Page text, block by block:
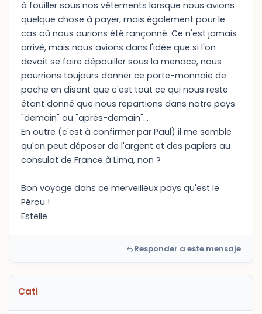
à fouiller sous nos vêtements lorsque nous avions
quelque chose à payer, mais également pour le
cas où nous aurions été rançonné. Ce n'est jamais
arrivé, mais nous avions dans l'idée que si l'on
devait se faire dépouiller sous la menace, nous
pourrions toujours donner ce porte-monnaie de
poche en disant que c'est tout ce qui nous reste
étant donné que nous repartions dans notre pays
"demain" ou "après-demain"...
En outre (c'est à confirmer par Paul) il me semble
qu'on peut déposer de l'argent et des papiers au
consulat de France à Lima, non ?
Bon voyage dans ce merveilleux pays qu'est le
Pérou !
Estelle
Responder a este mensaje
Cati